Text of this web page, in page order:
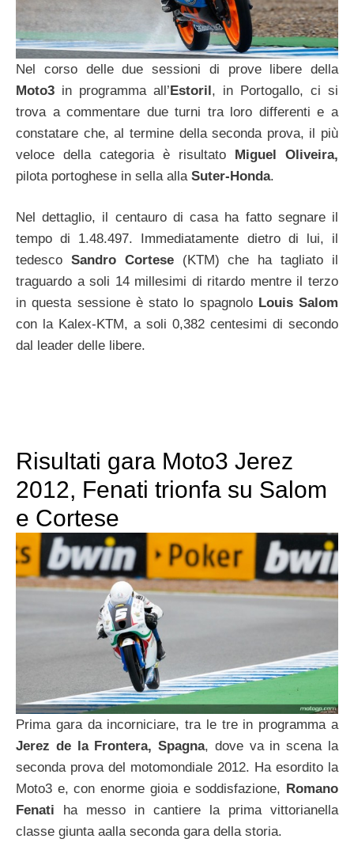
Nel corso delle due sessioni di prove libere della
Moto3 in programma all’Estoril, in Portogallo, ci si
trova a commentare due turni tra loro differenti e a
constatare che, al termine della seconda prova, il più
veloce della categoria è risultato Miguel Oliveira,
pilota portoghese in sella alla Suter-Honda.
Nel dettaglio, il centauro di casa ha fatto segnare il
tempo di 1.48.497. Immediatamente dietro di lui, il
tedesco Sandro Cortese(KTM) che ha tagliato il
traguardo a soli 14 millesimi di ritardo mentre il terzo
in questa sessione è stato lo spagnolo Louis Salom
con la Kalex-KTM, a soli 0,382 centesimi di secondo
dal leader delle libere.
Risultati gara Moto3 Jerez
2012, Fenati trionfa su Salom
e Cortese
Prima gara da incorniciare, tra le tre in programma a
Jerez de la Frontera, Spagna, dove va in scena la
seconda prova del motomondiale 2012. Ha esordito la
Moto3 e, con enorme gioia e soddisfazione, Romano
Fenati ha messo in cantiere la prima vittorianella
classe giunta aalla seconda gara della storia.